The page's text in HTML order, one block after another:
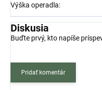
Výška operadla:
Diskusia
Buďte prvý, kto napíše
Pridať komentár